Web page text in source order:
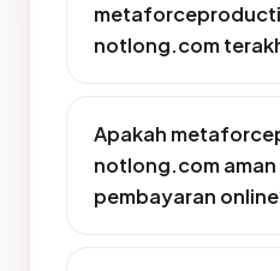
notlong.com
Apakah
notlong.com
pembayaran